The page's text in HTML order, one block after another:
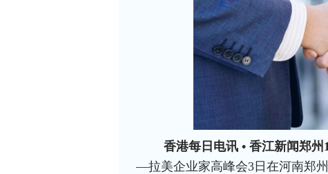
香港每日电讯 • 香江新闻郑
—拉美企业家高峰会3日在河南郑